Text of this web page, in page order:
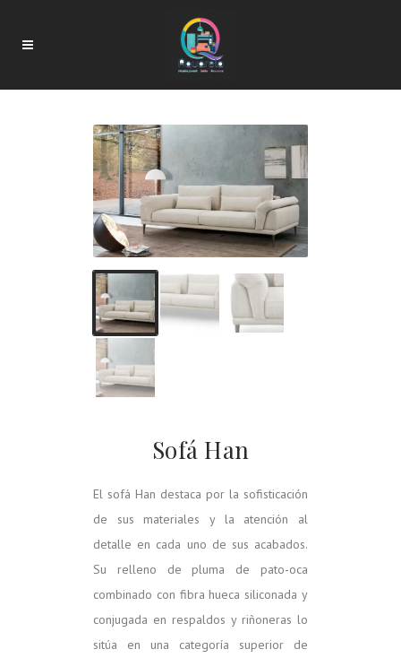
Sofá Han
El sofá Han destaca por la sofisticación
de sus materiales y la atención al
detalle en cada uno de sus acabados.
Su relleno de pluma de pato-oca
combinado con fibra hueca siliconada y
conjugada en respaldos y riñoneras lo
sitúa en una categoría superior de